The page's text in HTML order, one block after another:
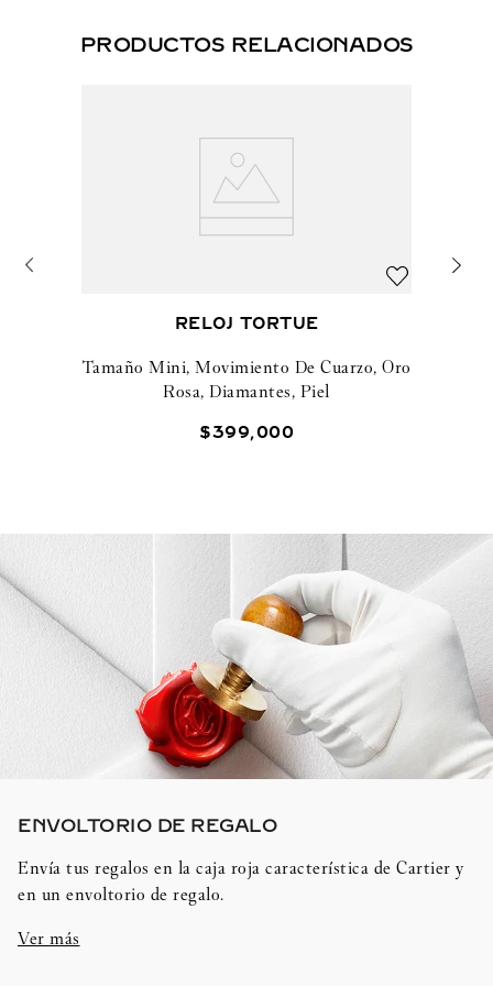
PRODUCTOS RELACIONADOS
RELOJ TORTUE
Tamaño Mini, Movimiento De Cuarzo, Oro
Rosa, Diamantes, Piel
$399,000
ENVOLTORIO DE REGALO​
Envía tus regalos en la caja roja característica de Cartier y
en un envoltorio de regalo.
Ver más